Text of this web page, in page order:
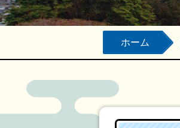
ホーム